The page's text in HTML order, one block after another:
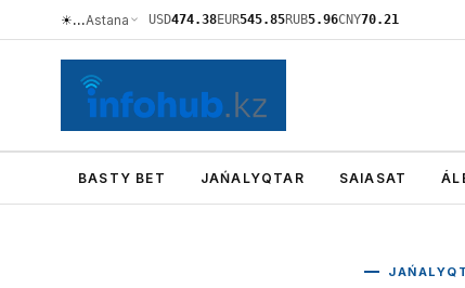
☀…Astana USD474.38EUR545.85RUB5.96CNY70.21
BASTY BET JAŃALYQTAR SAIASAT